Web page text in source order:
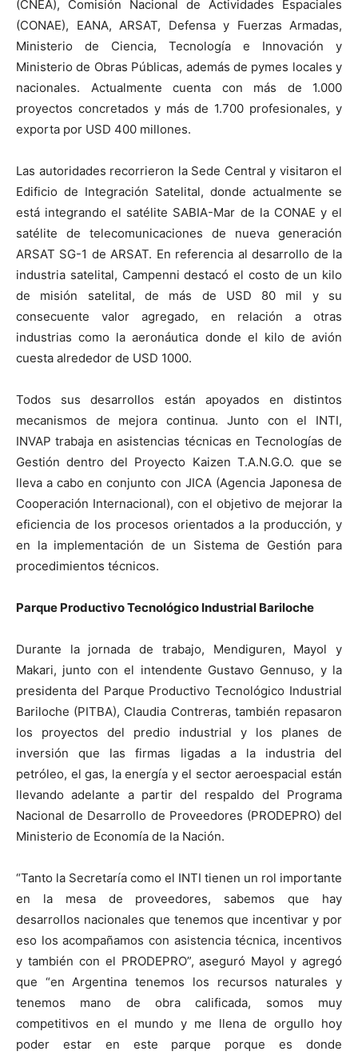
(CNEA), Comisión Nacional de Actividades Espaciales
(CONAE), EANA, ARSAT, Defensa y Fuerzas Armadas,
Ministerio de Ciencia, Tecnología e Innovación y
Ministerio de Obras Públicas, además de pymes locales y
nacionales. Actualmente cuenta con más de 1.000
proyectos concretados y más de 1.700 profesionales, y
exporta por USD 400 millones.
Las autoridades recorrieron la Sede Central y visitaron el
Edificio de Integración Satelital, donde actualmente se
está integrando el satélite SABIA-Mar de la CONAE y el
satélite de telecomunicaciones de nueva generación
ARSAT SG-1 de ARSAT. En referencia al desarrollo de la
industria satelital, Campenni destacó el costo de un kilo
de misión satelital, de más de USD 80 mil y su
consecuente valor agregado, en relación a otras
industrias como la aeronáutica donde el kilo de avión
cuesta alrededor de USD 1000.
Todos sus desarrollos están apoyados en distintos
mecanismos de mejora continua. Junto con el INTI,
INVAP trabaja en asistencias técnicas en Tecnologías de
Gestión dentro del Proyecto Kaizen T.A.N.G.O. que se
lleva a cabo en conjunto con JICA (Agencia Japonesa de
Cooperación Internacional), con el objetivo de mejorar la
eficiencia de los procesos orientados a la producción, y
en la implementación de un Sistema de Gestión para
procedimientos técnicos.
Parque Productivo Tecnológico Industrial Bariloche
Durante la jornada de trabajo, Mendiguren, Mayol y
Makari, junto con el intendente Gustavo Gennuso, y la
presidenta del Parque Productivo Tecnológico Industrial
Bariloche (PITBA), Claudia Contreras, también repasaron
los proyectos del predio industrial y los planes de
inversión que las firmas ligadas a la industria del
petróleo, el gas, la energía y el sector aeroespacial están
llevando adelante a partir del respaldo del Programa
Nacional de Desarrollo de Proveedores (PRODEPRO) del
Ministerio de Economía de la Nación.
“Tanto la Secretaría como el INTI tienen un rol importante
en la mesa de proveedores, sabemos que hay
desarrollos nacionales que tenemos que incentivar y por
eso los acompañamos con asistencia técnica, incentivos
y también con el PRODEPRO”, aseguró Mayol y agregó
que “en Argentina tenemos los recursos naturales y
tenemos mano de obra calificada, somos muy
competitivos en el mundo y me llena de orgullo hoy
poder estar en este parque porque es donde